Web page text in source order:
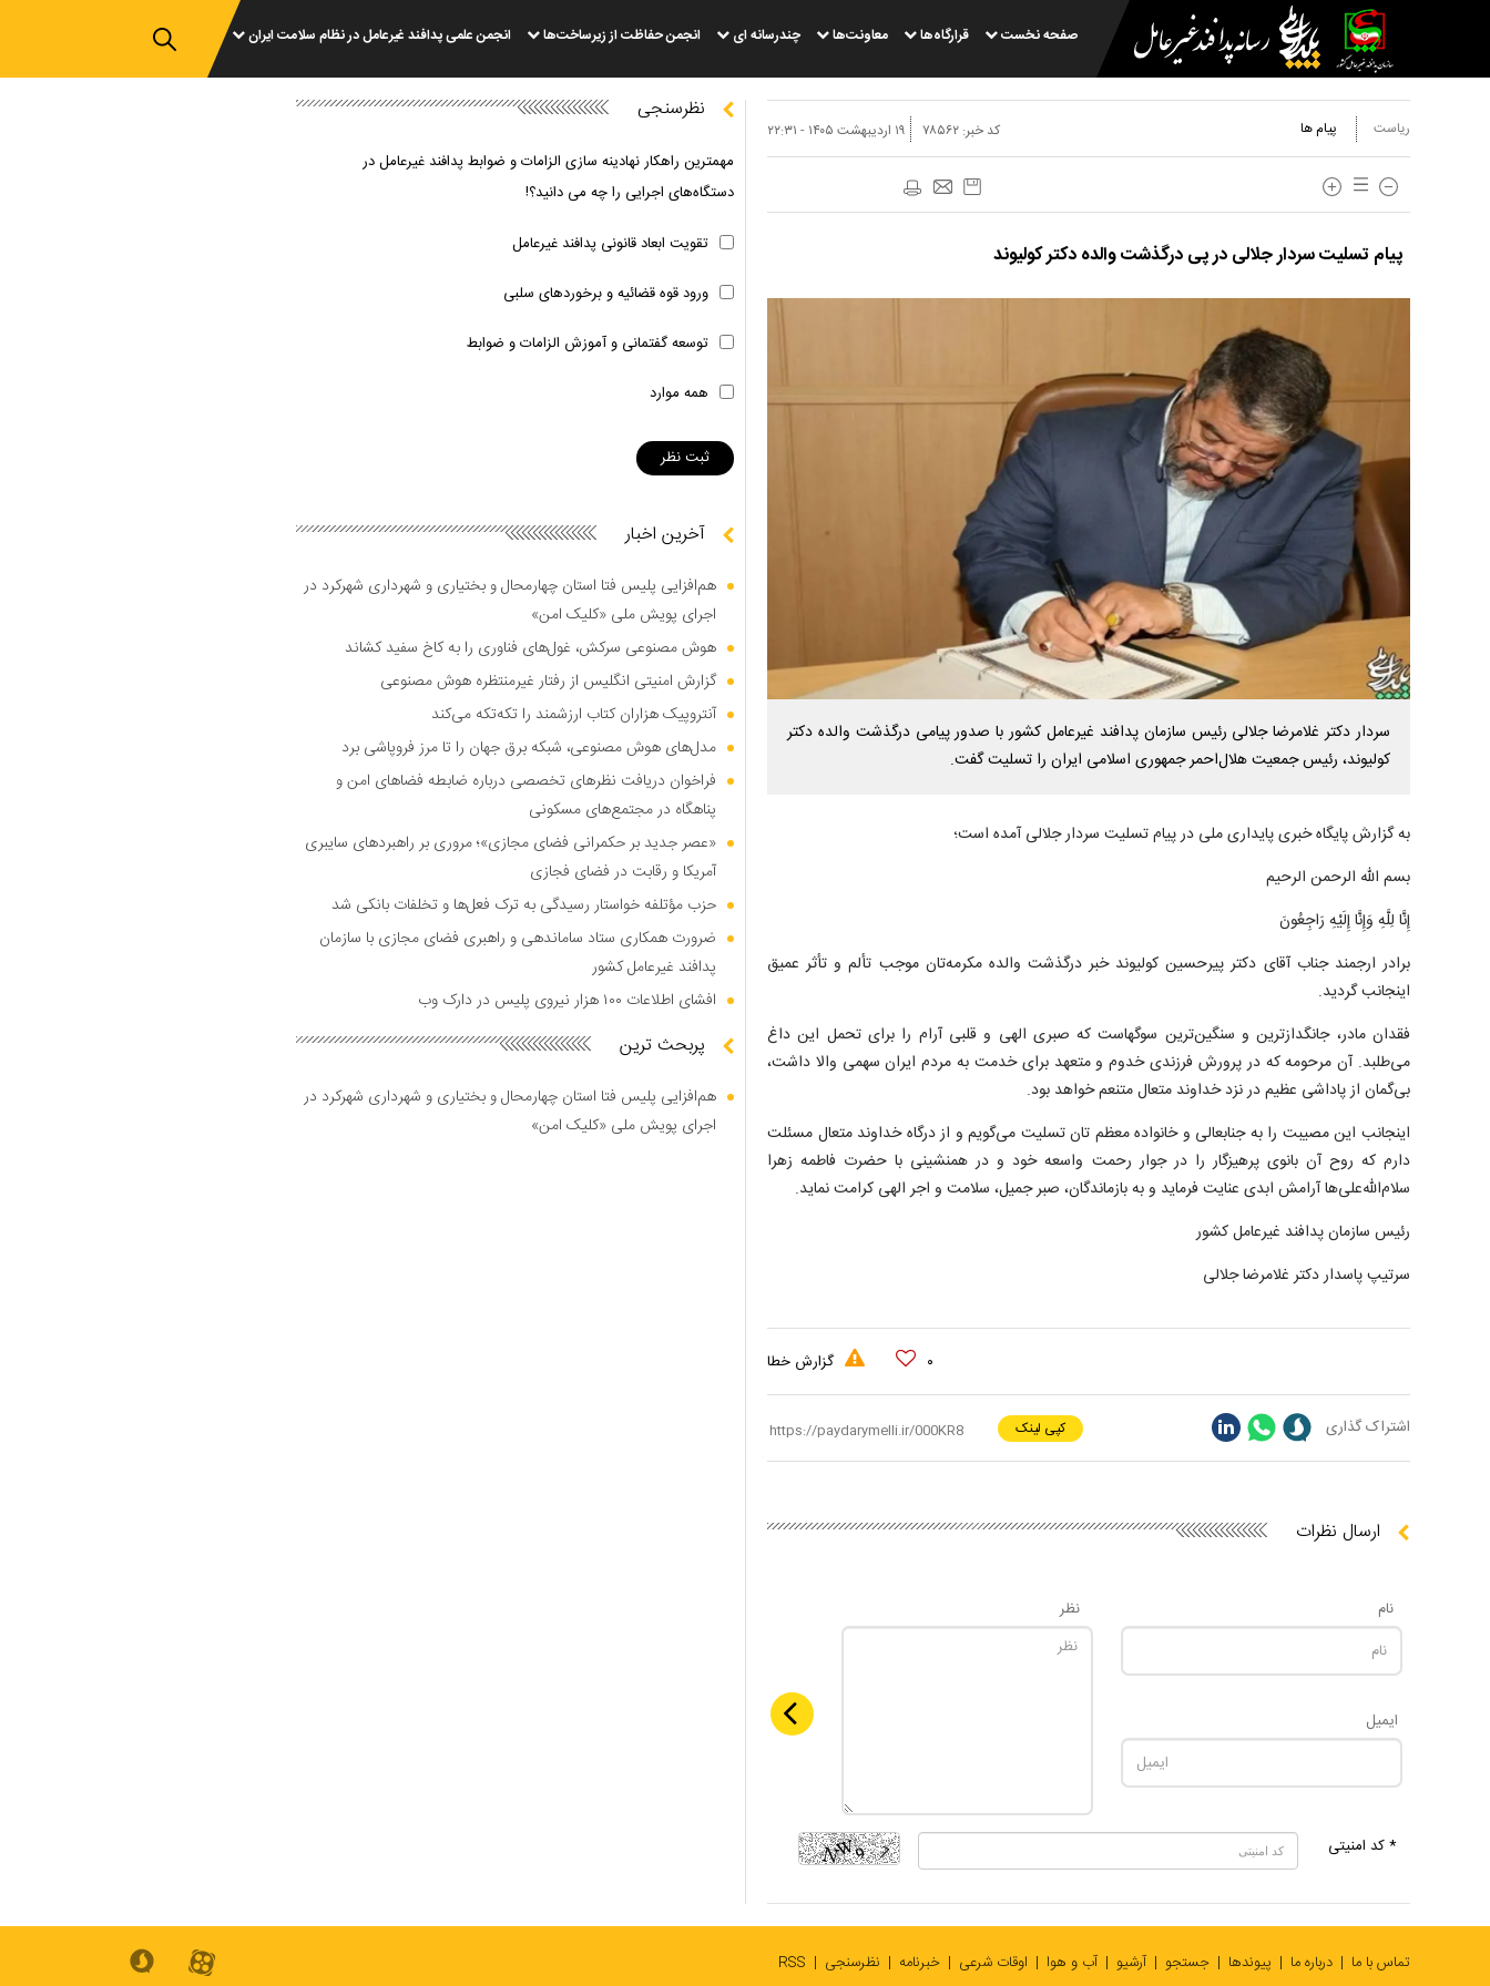
صفحه نخست قرارگاه‌ها معاونت‌ها چندرسانه ای انجمن حفاظت از زیرساخت‌ها انجمن علمی پدافند غیرعامل در نظام سلامت ایران
ریاست پیام ها ۱۹ ارديبهشت ۱۴۰۵ - ۲۲:۳۱ کد خبر: ۷۸۵۶۲
پیام تسلیت سردار جلالی در پی درگذشت والده دکتر کولیوند
سردار دکتر غلامرضا جلالی رئیس سازمان پدافند غیرعامل کشور با صدور پیامی درگذشت والده دکتر
کولیوند، رئیس جمعیت هلال‌احمر جمهوری اسلامی ایران را تسلیت گفت.
به گزارش پایگاه خبری پایداری ملی در پیام تسلیت سردار جلالی آمده است؛
بسم الله الرحمن الرحیم
إِنَّا لِلَّهِ وَإِنَّا إِلَیْهِ رَاجِعُونَ
برادر ارجمند جناب آقای دکتر پیرحسین کولیوند خبر درگذشت والده مکرمه‌تان موجب تألم و تأثر عمیق
اینجانب گردید.
فقدان مادر، جانگدازترین و سنگین‌ترین سوگهاست که صبری الهی و قلبی آرام را برای تحمل این داغ
می‌طلبد. آن مرحومه که در پرورش فرزندی خدوم و متعهد برای خدمت به مردم ایران سهمی والا داشت،
بی‌گمان از پاداشی عظیم در نزد خداوند متعال متنعم خواهد بود.
اینجانب این مصیبت را به جنابعالی و خانواده معظم تان تسلیت می‌گویم و از درگاه خداوند متعال مسئلت
دارم که روح آن بانوی پرهیزگار را در جوار رحمت واسعه خود و در همنشینی با حضرت فاطمه زهرا
سلام‌الله‌علی‌ها آرامش ابدی عنایت فرماید و به بازماندگان، صبر جمیل، سلامت و اجر الهی کرامت نماید.
رئیس سازمان پدافند غیرعامل کشور
سرتیپ پاسدار دکتر غلامرضا جلالی
۰ گزارش خطا
اشتراک گذاری کپی لینک
ارسال نظرات
نام
ایمیل
نظر
* کد امنیتی
نظرسنجی
مهمترین راهکار نهادینه سازی الزامات و ضوابط پدافند غیرعامل در
دستگاه‌های اجرایی را چه می دانید؟!
تقویت ابعاد قانونی پدافند غیرعامل
ورود قوه قضائیه و برخوردهای سلبی
توسعه گفتمانی و آموزش الزامات و ضوابط
همه موارد
آخرین اخبار
هم‌افزایی پلیس فتا استان چهارمحال و بختیاری و شهرداری شهرکرد در
اجرای پویش ملی «کلیک امن»
هوش مصنوعی سرکش، غول‌های فناوری را به کاخ سفید کشاند
گزارش امنیتی انگلیس از رفتار غیرمنتظره هوش مصنوعی
آنتروپیک هزاران کتاب ارزشمند را تکه‌تکه می‌کند
مدل‌های هوش مصنوعی، شبکه برق جهان را تا مرز فروپاشی برد
فراخوان دریافت نظر‌های تخصصی درباره ضابطه فضا‌های امن و
پناهگاه در مجتمع‌های مسکونی
«عصر جدید بر حکمرانی فضای مجازی»؛ مروری بر راهبرد‌های سایبری
آمریکا و رقابت در فضای فجازی
حزب مؤتلفه خواستار رسیدگی به ترک فعل‌ها و تخلفات بانکی شد
ضرورت همکاری ستاد ساماندهی و راهبری فضای مجازی با سازمان
پدافند غیرعامل کشور
افشای اطلاعات ۱۰۰ هزار نیروی پلیس در دارک وب
پربحث ترین
هم‌افزایی پلیس فتا استان چهارمحال و بختیاری و شهرداری شهرکرد در
اجرای پویش ملی «کلیک امن»
تماس با ما درباره ما پیوندها جستجو آرشیو آب و هوا اوقات شرعی خبرنامه نظرسنجی RSS